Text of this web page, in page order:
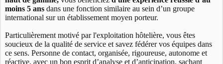
moins 5 ans dans une fonction similaire au sein d’un groupe
international sur un établissement moyen porteur.
Particulièrement motivé par l'exploitation hôtelière, vous êtes
soucieux de la qualité de service et savez fédérer vos équipes dans
ce sens. Personne de contact, organisée, rigoureuse, autonome et
réactive, avec un bon esprit d’analyse et d’anticipation, sachant